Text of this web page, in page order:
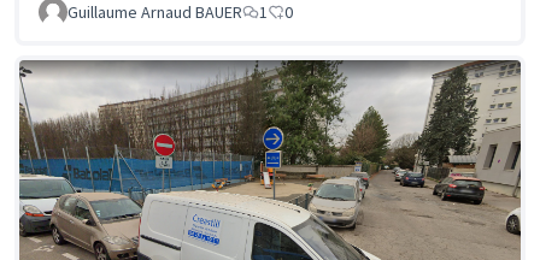
Guillaume Arnaud BAUER
1 0